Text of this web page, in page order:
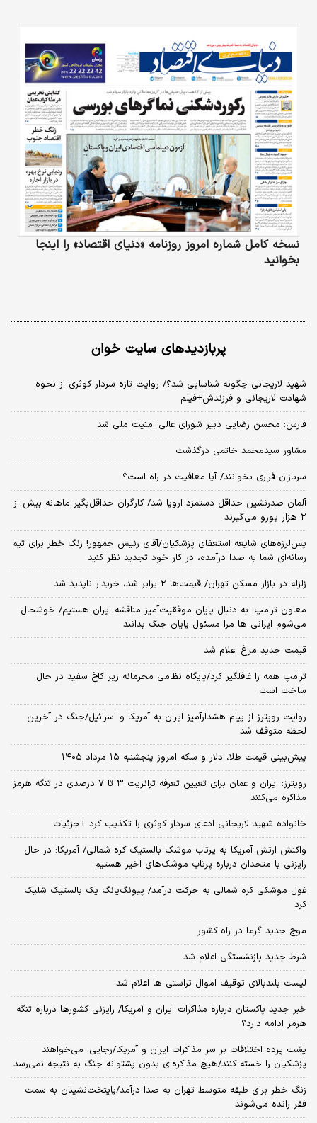
نسخه کامل شماره امروز روزنامه «دنیای‌ اقتصاد» را اینجا
بخوانید
پربازدیدهای سایت خوان
شهید لاریجانی چگونه شناسایی شد؟/ روایت تازه سردار کوثری از نحوه
شهادت لاریجانی و فرزندش+فیلم
فارس: محسن رضایی دبیر شورای عالی امنیت ملی شد
مشاور سیدمحمد خاتمی درگذشت
سربازان فراری بخوانند/ آیا معافیت در راه است؟
آلمان صدرنشین حداقل دستمزد اروپا شد/ کارگران حداقل‌بگیر ماهانه بیش از
۲ هزار یورو می‌گیرند
پس‌لرزه‌های شایعه استعفای پزشکیان/آقای رئیس جمهور! زنگ خطر برای تیم
رسانه‌ای شما به صدا درآمده، در کار خود تجدید نظر کنید
زلزله در بازار مسکن تهران/ قیمت‌ها ۲ برابر شد، خریدار ناپدید شد
معاون ترامپ: به دنبال پایان موفقیت‌آمیز مناقشه ایران هستیم/ خوشحال
می‌شوم ایرانی ها مرا مسئول پایان جنگ بدانند
قیمت جدید مرغ اعلام شد
ترامپ همه را غافلگیر کرد/پایگاه نظامی محرمانه زیر کاخ سفید در حال
ساخت است
روایت رویترز از پیام هشدارآمیز ایران به آمریکا و اسرائیل/جنگ در آخرین
لحظه متوقف شد
پیش‌بینی قیمت طلا، دلار و سکه امروز پنجشنبه ۱۵ مرداد ۱۴۰۵
رویترز: ایران و عمان برای تعیین تعرفه ترانزیت ۳ تا ۷ درصدی در تنگه هرمز
مذاکره می‌کنند
خانواده شهید لاریجانی ادعای سردار کوثری را تکذیب کرد +جزئیات
واکنش ارتش آمریکا به پرتاب موشک بالستیک کره شمالی/ آمریکا: در حال
رایزنی با متحدان درباره پرتاب موشک‌های اخیر هستیم
غول موشکی کره شمالی به حرکت درآمد/ پیونگ‌یانگ یک بالستیک شلیک
کرد
موج جدید گرما در راه کشور
شرط جدید بازنشستگی اعلام شد
لیست بلندبالای توقیف اموال تراستی ها اعلام شد
خبر جدید پاکستان درباره مذاکرات ایران و آمریکا/ رایزنی کشورها درباره تنگه
هرمز ادامه دارد؟
پشت پرده اختلافات بر سر مذاکرات ایران و آمریکا/رجایی: می‌خواهند
پزشکیان را خسته کنند/هیچ مذاکره‌ای بدون پشتوانه جنگ به نتیجه نمی‌رسد
زنگ خطر برای طبقه متوسط تهران به صدا درآمد/پایتخت‌نشینان به سمت
فقر رانده می‌شوند